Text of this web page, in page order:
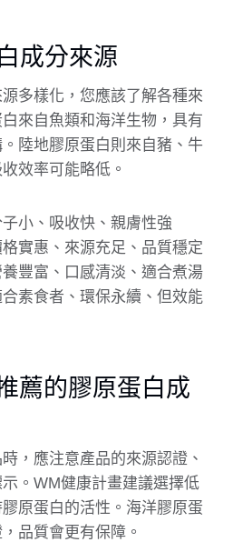
成分來源
多樣化，您應該了解各種來
來自魚類和海洋生物，具有
陸地膠原蛋白則來自豬、牛
效率可能略低。
小、吸收快、親膚性強
實惠、來源充足、品質穩定
豐富、口感清淡、適合煮湯
素食者、環保永續、但效能
薦的膠原蛋白成
，應注意產品的來源認證、
。WM健康計畫建議選擇低
原蛋白的活性。海洋膠原蛋
品質會更有保障。